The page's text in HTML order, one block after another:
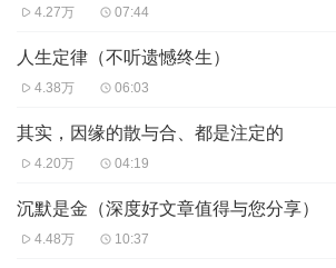
4.27万 07:44
人生定律（不听遗憾终生）
4.38万 06:03
其实，因缘的散与合、都是注定的
4.20万 04:19
沉默是金（深度好文章值得与您分享）
4.48万 10:37